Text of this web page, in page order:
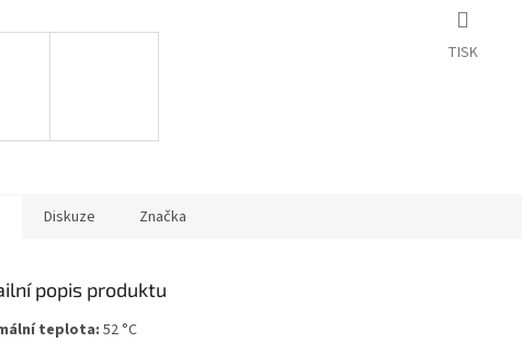
TISK
Diskuze Značka
popis produktu
teplota:52 °C